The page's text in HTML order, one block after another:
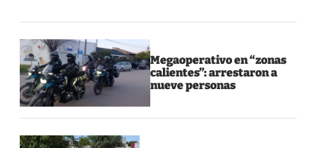
Megaoperativo en “zonas
calientes”: arrestaron a
nueve personas